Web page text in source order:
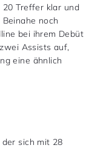
Treffer klar und
noch
bei ihrem Debüt
Assists auf,
eine ähnlich
sich mit 28